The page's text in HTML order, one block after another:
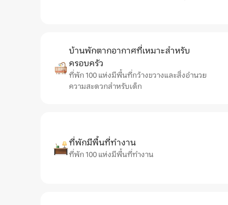
บ้านพักตากอากาศที่เหมาะสำหรับ
ครอบครัว
ที่พัก 100 แห่งมีพื้นที่กว้างขวางและสิ่งอำนวย
ความสะดวกสำหรับเด็ก
ที่พักมีพื้นที่ทำงาน
ที่พัก 100 แห่งมีพื้นที่ทำงาน